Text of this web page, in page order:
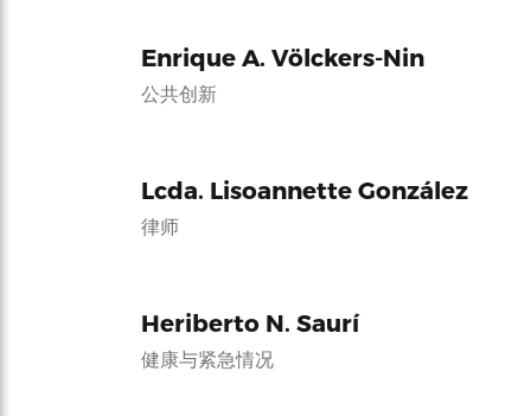
Enrique A. Völckers-Nin
公共创新
Lcda. Lisoannette González
律师
Heriberto N. Saurí
健康与紧急情况